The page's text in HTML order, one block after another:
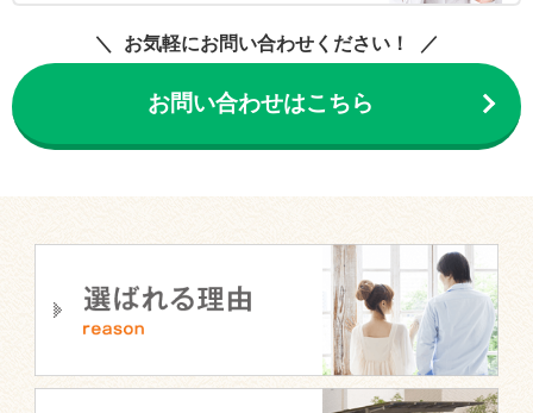
お気軽にお問い合わせください！
お問い合わせはこちら